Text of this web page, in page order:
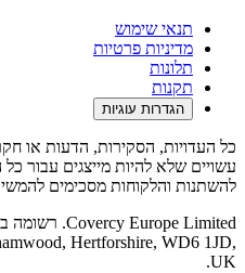
תנאי שימוש
מדיניות פרטיות
תלונות
תקנות
הגדרות עוגיות
כל העדויות, הסקירות, הדעות או
עשויים שלא להיות מייצגים עבור
להשתנות והלקוחות מסכימים
Hertforshire, WD6 1JD,
UK.